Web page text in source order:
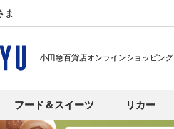
ま
小田急百貨店オンラインショッピング
フード＆スイーツ リカー